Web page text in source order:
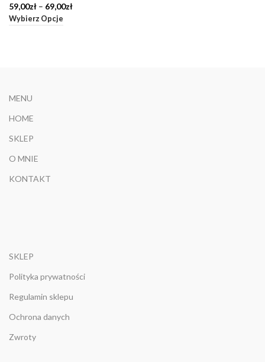
59,00zł – 69,00złZakres
Wybierz Opcje
MENU
HOME
SKLEP
O MNIE
KONTAKT
SKLEP
Polityka prywatności
Regulamin sklepu
Ochrona danych
Zwroty